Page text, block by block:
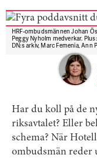
HRF-ombudsmännen Johan
Peggy Nyholm medverkar.
DN:s arkiv, Marc Femenia, Ann
Har du koll på de
riksavtalet? Eller
schema? När
ombudsmän reder